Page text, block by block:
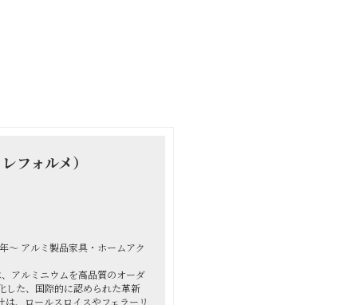
フォルメ）
～ アルミ製品家具・ホームアク
アルミニウムを高品質のオーダ
した、国際的に認められた革新
、ロールスロイスやフェラーリ